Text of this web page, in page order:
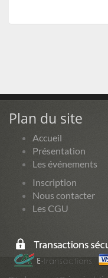
Plan du site
Accueil
Présentation
Les événements
Inscription
Nous contacter
Les CGU